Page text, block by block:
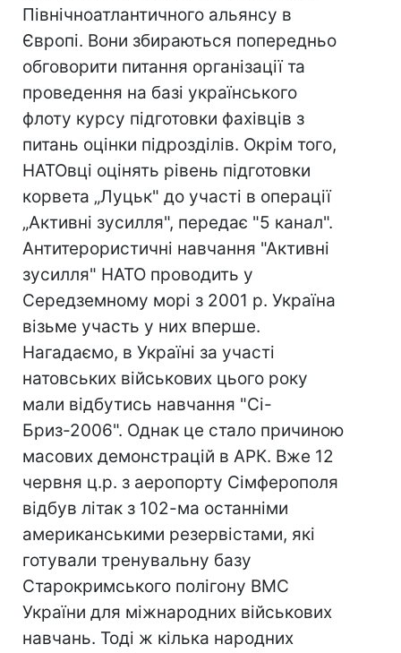
Північноатлантичного альянсу в
Європі. Вони збираються попередньо
обговорити питання організації та
проведення на базі українського
флоту курсу підготовки фахівців з
питань оцінки підрозділів. Окрім того,
НАТОвці оцінять рівень підготовки
корвета „Луцьк" до участі в операції
„Активні зусилля", передає "5 канал".
Антитерористичні навчання "Активні
зусилля" НАТО проводить у
Середземному морі з 2001 р. Україна
візьме участь у них вперше.
Нагадаємо, в Україні за участі
натовських військових цього року
мали відбутись навчання "Сі-
Бриз-2006". Однак це стало причиною
масових демонстрацій в АРК. Вже 12
червня ц.р. з аеропорту Сімферополя
відбув літак з 102-ма останніми
американськими резервістами, які
готували тренувальну базу
Старокримського полігону ВМС
України для міжнародних військових
навчань. Тоді ж кілька народних